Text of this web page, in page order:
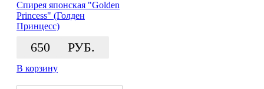
Спирея японская "Golden
Princess" (Голден
Принцесс)
650 РУБ.
В корзину